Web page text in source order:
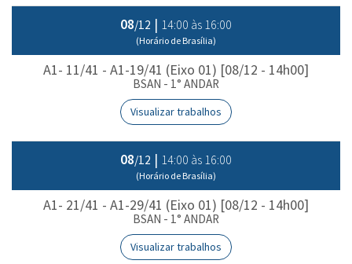
08/12 | 14:00 às 16:00
(Horário de Brasília)
A1- 11/41 - A1-19/41 (Eixo 01) [08/12 - 14h00]
BSAN - 1° ANDAR
Visualizar trabalhos
08/12 | 14:00 às 16:00
(Horário de Brasília)
A1- 21/41 - A1-29/41 (Eixo 01) [08/12 - 14h00]
BSAN - 1° ANDAR
Visualizar trabalhos